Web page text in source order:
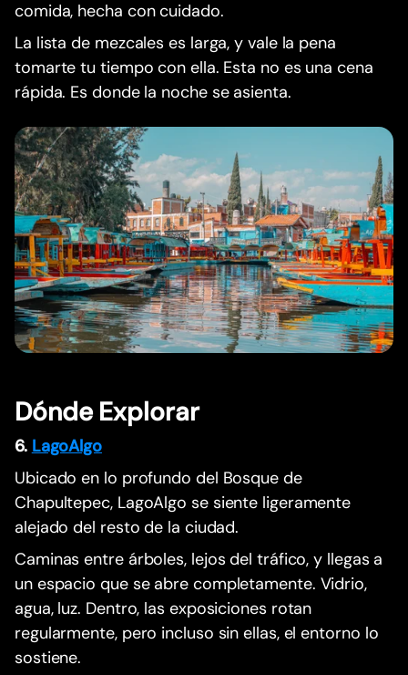
comida, hecha con cuidado.
La lista de mezcales es larga, y vale la pena
tomarte tu tiempo con ella. Esta no es una cena
rápida. Es donde la noche se asienta.
Dónde Explorar
6. LagoAlgo
Ubicado en lo profundo del Bosque de
Chapultepec, LagoAlgo se siente ligeramente
alejado del resto de la ciudad.
Caminas entre árboles, lejos del tráfico, y llegas a
un espacio que se abre completamente. Vidrio,
agua, luz. Dentro, las exposiciones rotan
regularmente, pero incluso sin ellas, el entorno lo
sostiene.